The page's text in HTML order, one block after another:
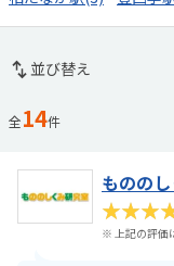
並び替え
全14件
ものの
※ 上記の評価